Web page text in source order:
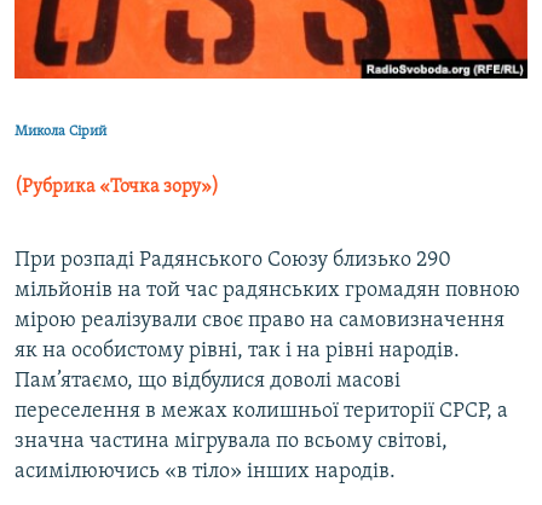
ВІДЕОУРОКИ «ELIFBE»
СВІДЧЕННЯ ОКУПАЦІЇ
Русский
Qırımtatar
Усі сайти RFE/RL
Микола Сірий
(Рубрика «Точка зору»)
При розпаді Радянського Союзу близько 290
мільйонів на той час радянських громадян повною
мірою реалізували своє право на самовизначення
як на особистому рівні, так і на рівні народів.
Пам’ятаємо, що відбулися доволі масові
переселення в межах колишньої території СРСР, а
значна частина мігрувала по всьому світові,
асимілюючись «в тіло» інших народів.